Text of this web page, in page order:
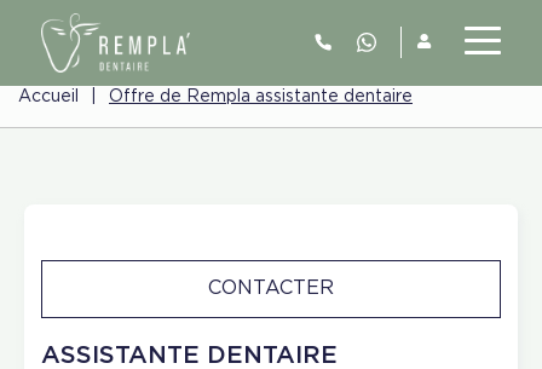
Accueil Offre de Rempla assistante dentaire
ASSISTANTE DENTAIRE
CONTACTER